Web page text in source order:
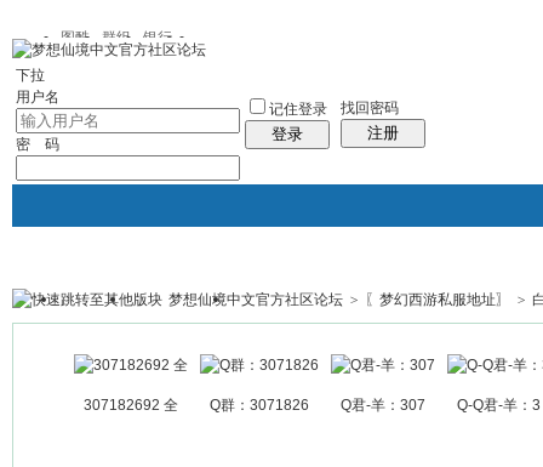
图酷 群组 银行
下拉
用户名
密 码
记住登录
登录
找回密码
注册
银行 群组聚合 我的空间
帖子
梦想仙境中文官方社区论坛 > 〖梦幻西游私服地址〗 >
307182692 全 Q群：3071826 Q君-羊：307 Q-Q君-羊：3